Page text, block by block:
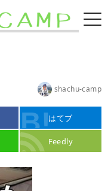
shachu-camp
はてブ
Feedly